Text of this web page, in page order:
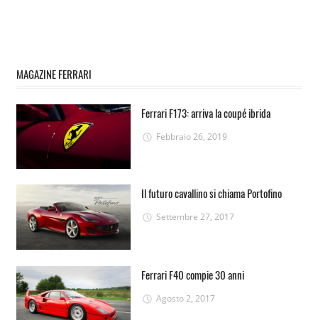
MAGAZINE FERRARI
Ferrari F173: arriva la coupé ibrida
Febbraio 26, 2019
Il futuro cavallino si chiama Portofino
Settembre 27, 2017
Ferrari F40 compie 30 anni
Agosto 2, 2017